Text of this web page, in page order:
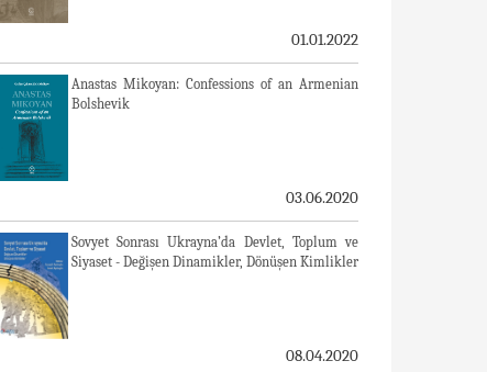
01.01.2022
Anastas Mikoyan: Confessions of an Armenian
Bolshevik
03.06.2020
Sovyet Sonrası Ukrayna’da Devlet, Toplum ve
Siyaset - Değişen Dinamikler, Dönüşen Kimlikler
08.04.2020